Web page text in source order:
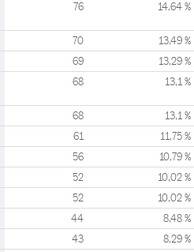
76 14,64 %
70 13,49 %
69 13,29 %
68 13,1 %
68 13,1 %
61 11,75 %
56 10,79 %
52 10,02 %
52 10,02 %
44 8,48 %
43 8,29 %